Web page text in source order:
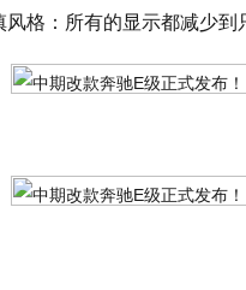
风格：所有的显示都减少到